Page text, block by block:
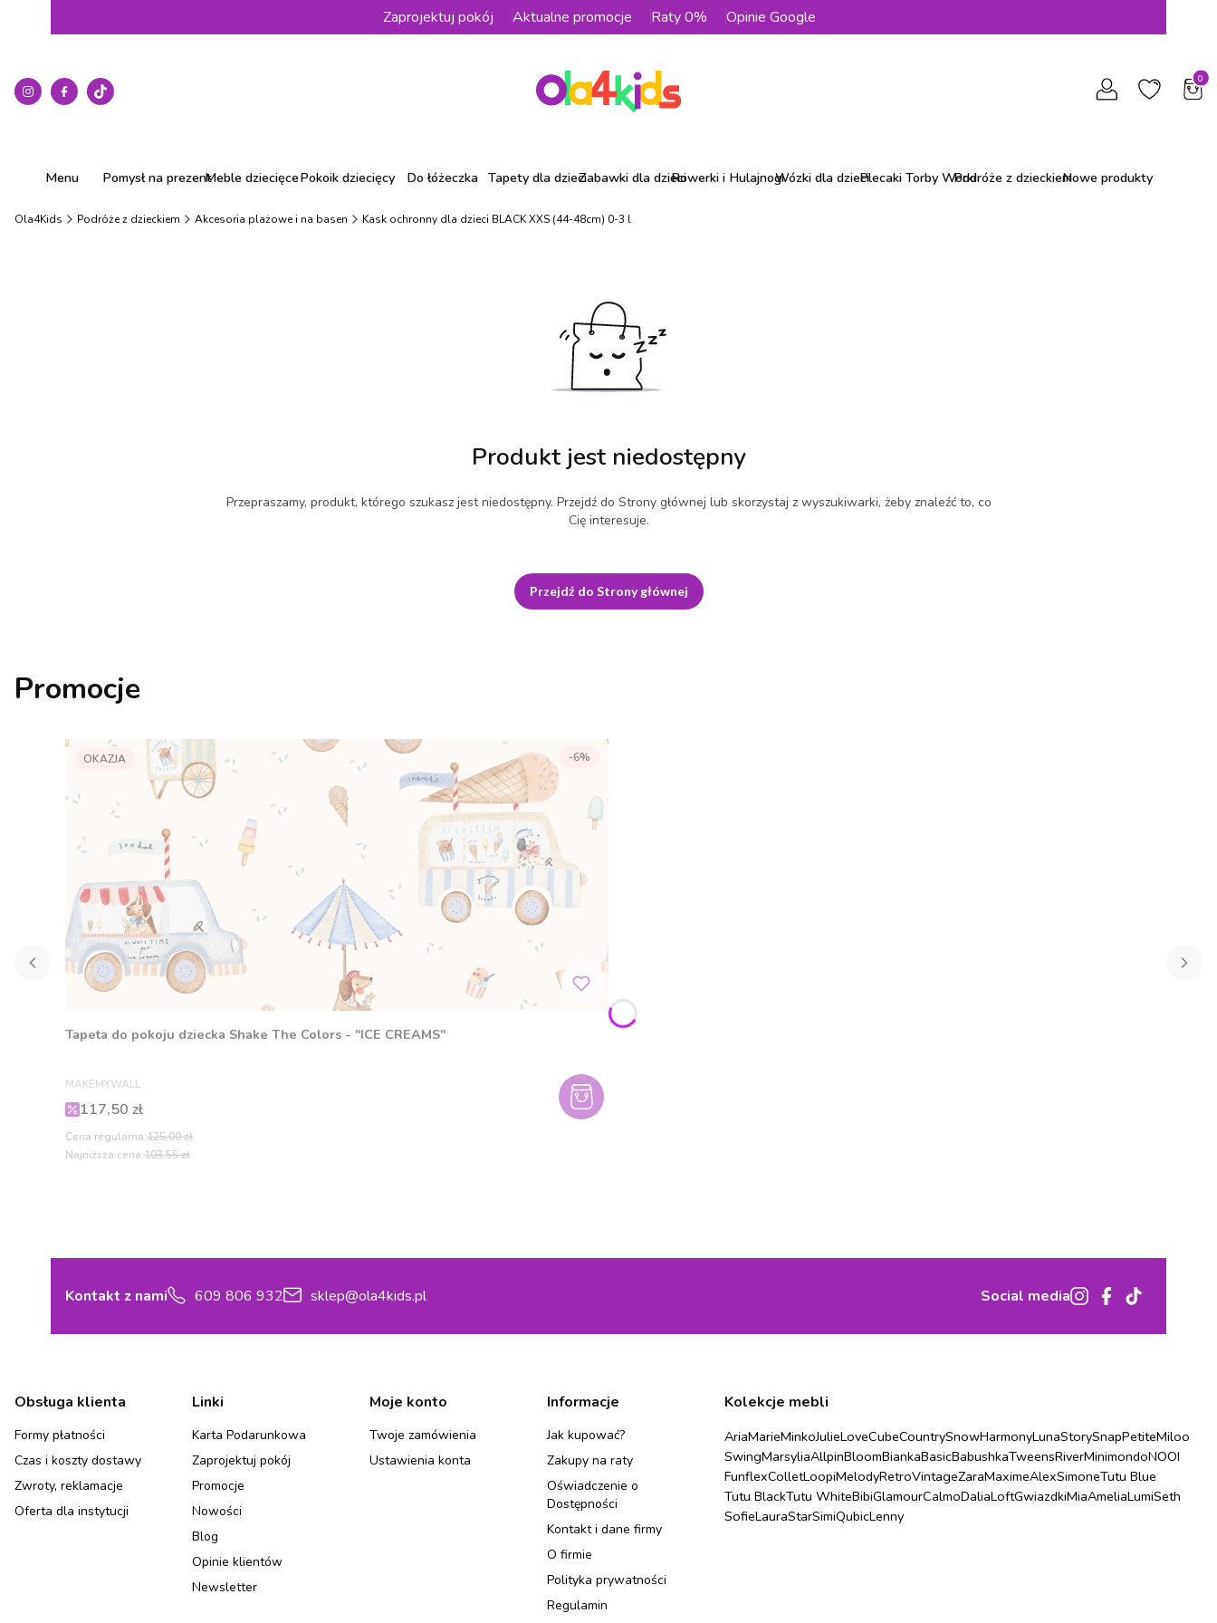
Zaprojektuj pokój Aktualne promocje Raty 0% Opinie Google
Menu Pomysł na prezentMeble dziecięcePokoik dziecięcy Do łóżeczka Tapety dla dzieciZabawki dla dzieciRowerki i HulajnogiWózki dla dzieciPlecaki Torby WorkiPodróże z dzieckiemNowe produkty
Ola4Kids Podróże z dzieckiem Akcesoria plażowe i na basen Kask ochronny dla dzieci BLACK XXS (44-48cm) 0-3 l
Produkt jest niedostępny
Przepraszamy, produkt, którego szukasz jest niedostępny. Przejdź do Strony głównej lub skorzystaj z wyszukiwarki, żeby znaleźć to, co
Cię interesuje.
Przejdź do Strony głównej
Promocje
OKAZJA
Tapeta do pokoju dziecka Shake The Colors - "ICE CREAMS"
PRODUCENT
MAKEMYWALL
Cena promocyjna
117,50 zł
Cena regularna:125,00 zł
-6%
Najniższa cena:103,55 zł
Kontakt z nami 609 806 932 sklep@ola4kids.pl Social media
Linki w stopce
Obsługa klienta
Formy płatności
Czas i koszty dostawy
Zwroty, reklamacje
Oferta dla instytucji
Linki
Karta Podarunkowa
Zaprojektuj pokój
Promocje
Nowości
Blog
Opinie klientów
Newsletter
Moje konto
Twoje zamówienia
Ustawienia konta
Informacje
Jak kupować?
Zakupy na raty
Oświadczenie o
Dostępności
Kontakt i dane firmy
O firmie
Polityka prywatności
Regulamin
Kolekcje mebli
AriaMarieMinkoJulieLoveCubeCountrySnowHarmonyLunaStorySnapPetiteMiloo
SwingMarsyliaAllpinBloomBiankaBasicBabushkaTweensRiverMinimondoNOOI
FunflexColletLoopiMelodyRetroVintageZaraMaximeAlexSimoneTutu Blue
Tutu BlackTutu WhiteBibiGlamourCalmoDaliaLoftGwiazdkiMiaAmeliaLumiSeth
SofieLauraStarSimiQubicLenny